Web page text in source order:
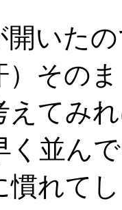
いた
）その
えてみ
く並ん
慣れて